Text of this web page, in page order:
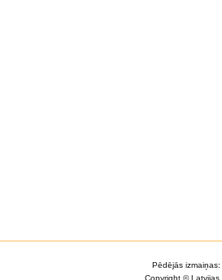
Pēdējās izmaiņas:
Copyright © Latvijas